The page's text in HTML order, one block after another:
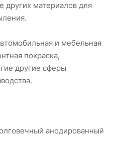
других материалов для
и мебельная
покраска,
другие сферы
анодированный